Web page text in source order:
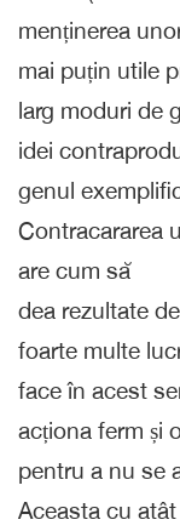
menținerea
mai puțin utile
larg moduri de
idei
genul
Contracararea
are cum să
dea rezultate
foarte multe
face în acest
acționa ferm și
pentru a nu se
Aceasta cu